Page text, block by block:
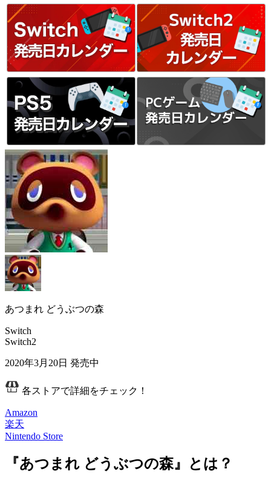
あつまれ どうぶつの森
Switch
Switch2
2020年3月20日 発売中
各ストアで詳細をチェック！
Amazon
楽天
Nintendo Store
『あつまれ どうぶつの森』とは？